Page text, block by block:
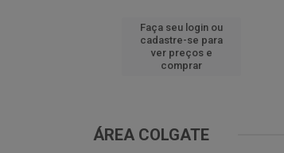
Faça seu login ou
cadastre-se para
ver preços e
comprar
ÁREA COLGATE